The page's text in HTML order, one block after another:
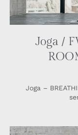
Joga /
Joga –